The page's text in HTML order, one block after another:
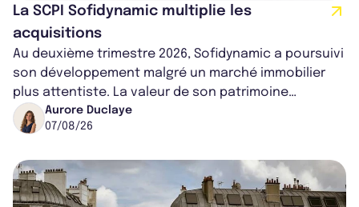
La SCPI Sofidynamic multiplie les
acquisitions
Au deuxième trimestre 2026, Sofidynamic a poursuivi
son développement malgré un marché immobilier
plus attentiste. La valeur de son patrimoine
progresse de 3,8% à périmètre constan...
Aurore Duclaye
07/08/26